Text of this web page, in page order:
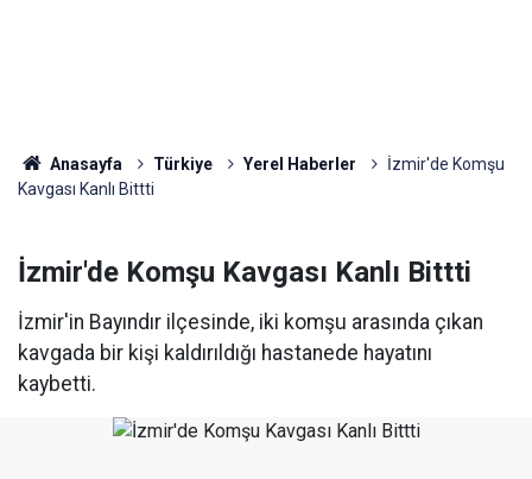
Anasayfa Türkiye Yerel Haberler
İzmir'de Komşu
Kavgası Kanlı Bittti
İzmir'de Komşu Kavgası Kanlı Bittti
İzmir'in Bayındır ilçesinde, iki komşu arasında çıkan
kavgada bir kişi kaldırıldığı hastanede hayatını
kaybetti.